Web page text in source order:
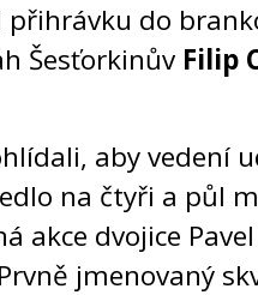
přihrávku do
Šesťorkinův Filip
aby vedení
na čtyři a půl
akce dvojice
jmenovaný